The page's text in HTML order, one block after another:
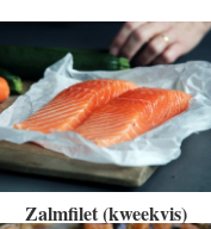
Zalmfilet (kweekvis)